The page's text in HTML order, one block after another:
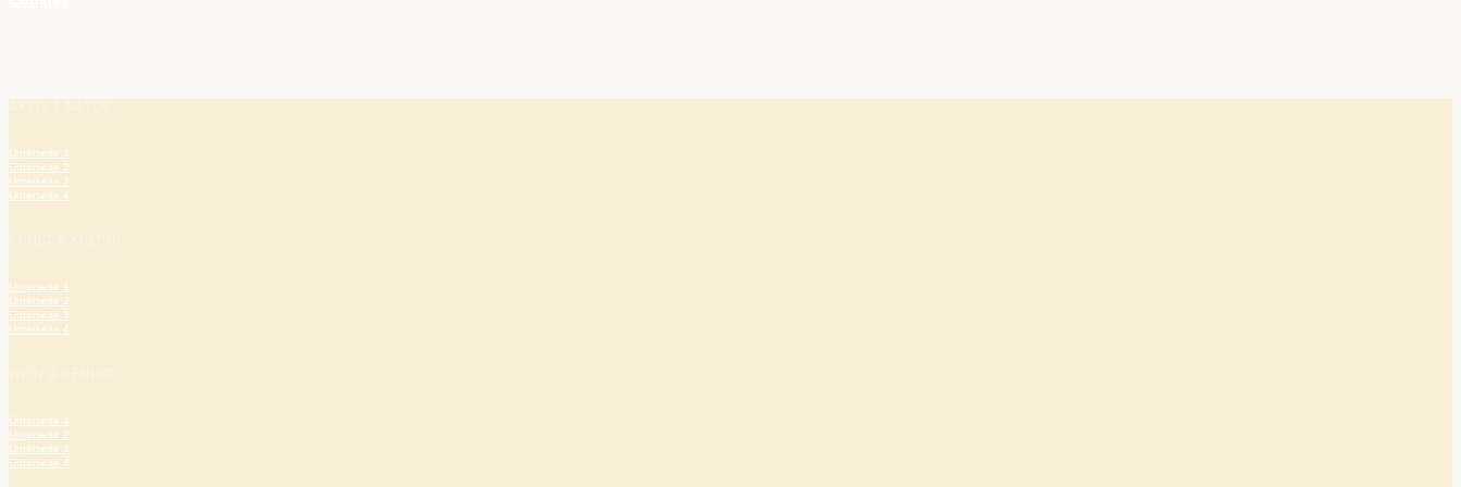
Unterseite 1
Unterseite 2
Unterseite 3
Unterseite 4
Unterseite 1
Unterseite 2
Unterseite 3
Unterseite 4
Unterseite 1
Unterseite 2
Unterseite 3
Unterseite 4